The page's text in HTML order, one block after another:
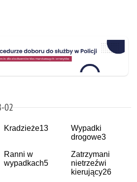
02
Kradzieże13
Wypadki
drogowe3
Ranni w
wypadkach5
Zatrzymani
nietrzeźwi
kierujący26